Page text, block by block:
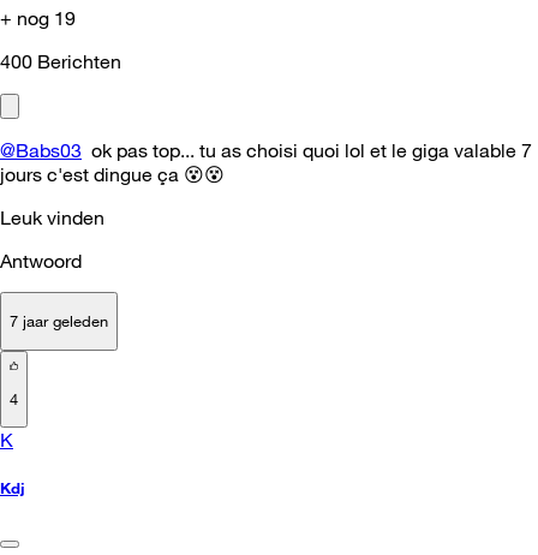
+ nog 19
400 Berichten
@Babs03 ok pas top... tu as choisi quoi lol et le giga valable 7
jours c'est dingue ça 😵😵
Leuk vinden
Antwoord
7 jaar geleden
4
K
Kdj